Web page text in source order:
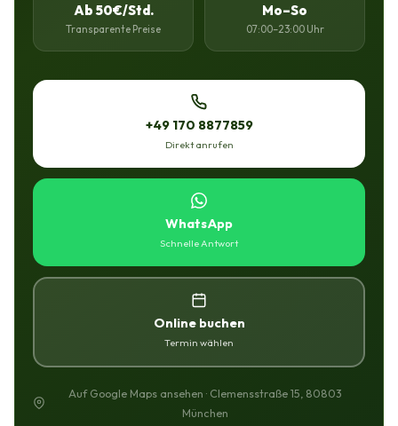
Ab 50€/Std.
Transparente Preise
Mo–So
07:00–23:00 Uhr
+49 170 8877859
Direkt anrufen
WhatsApp
Schnelle Antwort
Online buchen
Termin wählen
Auf Google Maps ansehen · Clemensstraße 15, 80803
München